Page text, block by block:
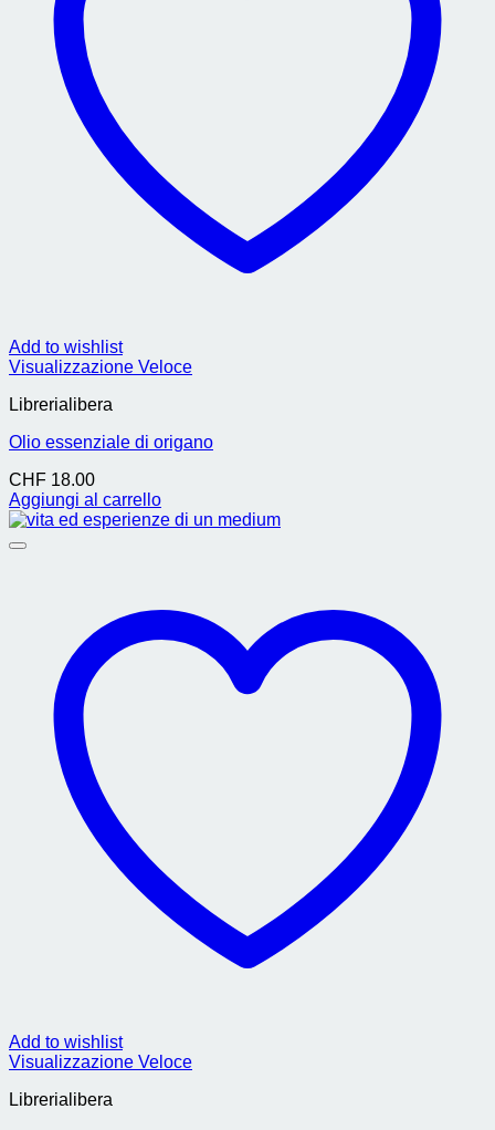
Add to wishlist
Visualizzazione Veloce
Librerialibera
Olio essenziale di origano
CHF 18.00
Aggiungi al carrello
Add to wishlist
Visualizzazione Veloce
Librerialibera